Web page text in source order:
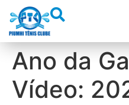
Ano da
Vídeo: